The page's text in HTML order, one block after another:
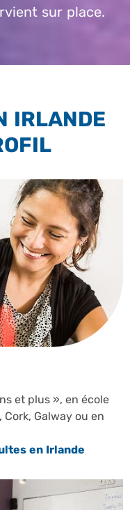
sur place.
IRLANDE
et plus », en école
Galway ou en
en Irlande